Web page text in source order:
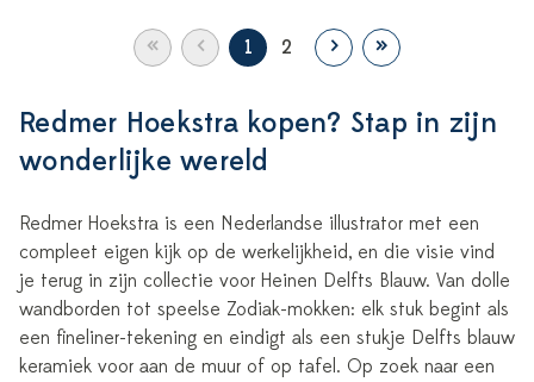
« ‹ 1 2 › »
Redmer Hoekstra kopen? Stap in zijn
wonderlijke wereld
Redmer Hoekstra is een Nederlandse illustrator met een
compleet eigen kijk op de werkelijkheid, en die visie vind
je terug in zijn collectie voor Heinen Delfts Blauw. Van dolle
wandborden tot speelse Zodiak-mokken: elk stuk begint als
een fineliner-tekening en eindigt als een stukje Delfts blauw
keramiek voor aan de muur of op tafel. Op zoek naar een